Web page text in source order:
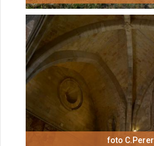
foto C.Perer